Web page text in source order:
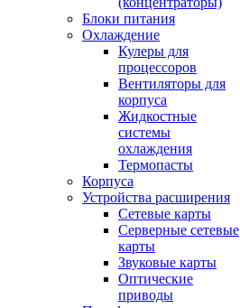
Блоки питания
Охлаждение
Кулеры для
процессоров
Вентиляторы для
корпуса
Жидкостные
системы
охлаждения
Термопасты
Корпуса
Устройства расширения
Сетевые карты
Серверные сетевые
карты
Звуковые карты
Оптические
приводы